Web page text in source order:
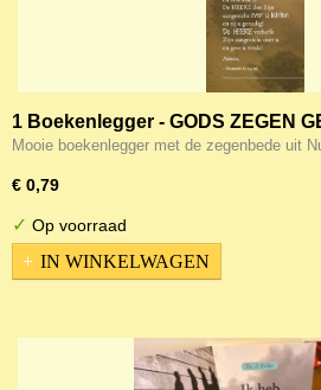
1 Boekenlegger - GODS ZEGEN
geschikt voor Belijdenis
Mooie boekenlegger met de zegenbede uit
€ 0,79
✓ Op voorraad
IN WINKELWAGEN